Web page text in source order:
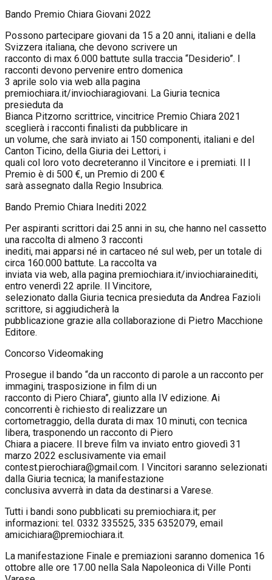
Bando Premio Chiara Giovani 2022
Possono partecipare giovani da 15 a 20 anni, italiani e della
Svizzera italiana, che devono scrivere un
racconto di max 6.000 battute sulla traccia “Desiderio”. I
racconti devono pervenire entro domenica
3 aprile solo via web alla pagina
premiochiara.it/inviochiaragiovani. La Giuria tecnica
presieduta da
Bianca Pitzorno scrittrice, vincitrice Premio Chiara 2021
sceglierà i racconti finalisti da pubblicare in
un volume, che sarà inviato ai 150 componenti, italiani e del
Canton Ticino, della Giuria dei Lettori, i
quali col loro voto decreteranno il Vincitore e i premiati. Il I
Premio è di 500 €, un Premio di 200 €
sarà assegnato dalla Regio Insubrica.
Bando Premio Chiara Inediti 2022
Per aspiranti scrittori dai 25 anni in su, che hanno nel cassetto
una raccolta di almeno 3 racconti
inediti, mai apparsi né in cartaceo né sul web, per un totale di
circa 160.000 battute. La raccolta va
inviata via web, alla pagina premiochiara.it/inviochiarainediti,
entro venerdì 22 aprile. Il Vincitore,
selezionato dalla Giuria tecnica presieduta da Andrea Fazioli
scrittore, si aggiudicherà la
pubblicazione grazie alla collaborazione di Pietro Macchione
Editore.
Concorso Videomaking
Prosegue il bando “da un racconto di parole a un racconto per
immagini, trasposizione in film di un
racconto di Piero Chiara”, giunto alla IV edizione. Ai
concorrenti è richiesto di realizzare un
cortometraggio, della durata di max 10 minuti, con tecnica
libera, trasponendo un racconto di Piero
Chiara a piacere. Il breve film va inviato entro giovedì 31
marzo 2022 esclusivamente via email
contest.pierochiara@gmail.com. I Vincitori saranno selezionati
dalla Giuria tecnica; la manifestazione
conclusiva avverrà in data da destinarsi a Varese.
Tutti i bandi sono pubblicati su premiochiara.it; per
informazioni: tel. 0332 335525, 335 6352079, email
amicichiara@premiochiara.it.
La manifestazione Finale e premiazioni saranno domenica 16
ottobre alle ore 17.00 nella Sala Napoleonica di Ville Ponti